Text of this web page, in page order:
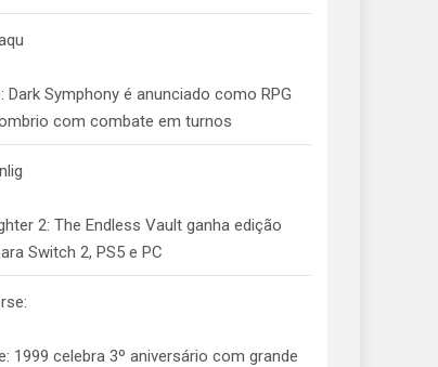
Dark Symphony é anunciado como RPG
com combate em turnos
2: The Endless Vault ganha edição
Switch 2, PS5 e PC
1999 celebra 3º aniversário com grande